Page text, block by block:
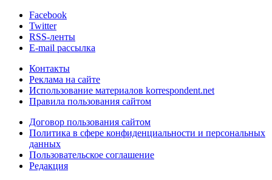
Facebook
Twitter
RSS-ленты
E-mail рассылка
Контакты
Реклама на сайте
Использование материалов korrespondent.net
Правила пользования сайтом
Договор пользования сайтом
Политика в сфере конфиденциальности и персональных
данных
Пользовательское соглашение
Редакция